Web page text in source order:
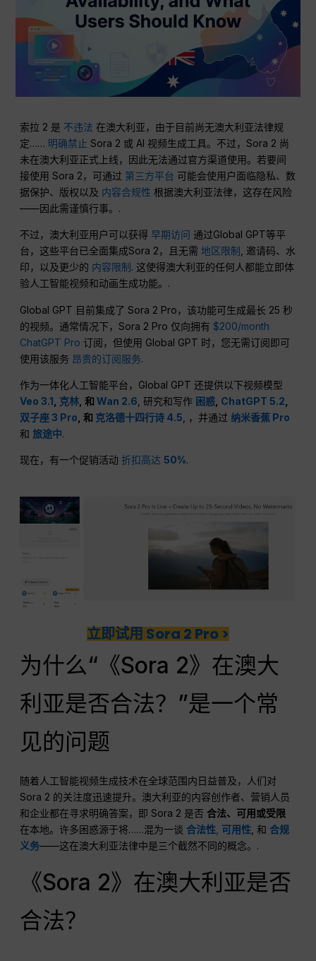
索拉 2 是 不违法 在澳大利亚，由于目前尚无澳大利亚法律规
定…… 明确禁止 Sora 2 或 AI 视频生成工具。不过，Sora 2 尚
未在澳大利亚正式上线，因此无法通过官方渠道使用。若要间
接使用 Sora 2，可通过 第三方平台 可能会使用户面临隐私、数
据保护、版权以及 内容合规性 根据澳大利亚法律，这存在风险
——因此需谨慎行事。.
不过，澳大利亚用户可以获得早期访问 通过Global GPT等平
台，这些平台已全面集成Sora 2，且无需地区限制
, 邀请码、水
印，以及更少的 内容限制 . 这使得澳大利亚的任何人都能立即体
验人工智能视频和动画生成功能。.
Global GPT 目前集成了 Sora 2 Pro，该功能可生成最长 25 秒
的视频。通常情况下，Sora 2 Pro 仅向拥有$200/month
ChatGPT Pro 订阅，但使用 Global GPT 时，您无需订阅即可
使用该服务 昂贵的订阅服务.
作为一体化人工智能平台，Global GPT 还提供以下视频模型
Veo 3.1 克林 , 和Wan 2.6 , 研究和写作 困惑 ChatGPT 5.2
双子座 3 Pro , 和 克洛德十四行诗 4.5 , ，并通过 纳米香蕉 Pro
和 旅途中.
现在，有一个促销活动折扣高达50%.
立即试用 Sora 2 Pro >
为什么“《Sora 2》在澳大
利亚是否合法？”是一个常
见的问题
随着人工智能视频生成技术在全球范围内日益普及，人们对
Sora 2 的关注度迅速提升。澳大利亚的内容创作者、营销人员
和企业都在寻求明确答案，即 Sora 2 是否合法、可用或受限
在本地。许多困惑源于将……混为一谈合法性 可用性 , 和合规
义务——这在澳大利亚法律中是三个截然不同的概念。.
《Sora 2》在澳大利亚是否
合法？